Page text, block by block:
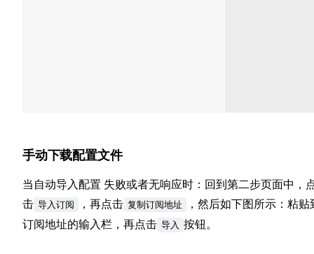
手动下载配置文件
当自动导入配置 失败或者无响应时：回到第二步页面中，
击 导入订阅 ，再点击 复制订阅地址
，然后如下图所示：粘贴
订阅地址的输入栏，再点击 导入 按钮。